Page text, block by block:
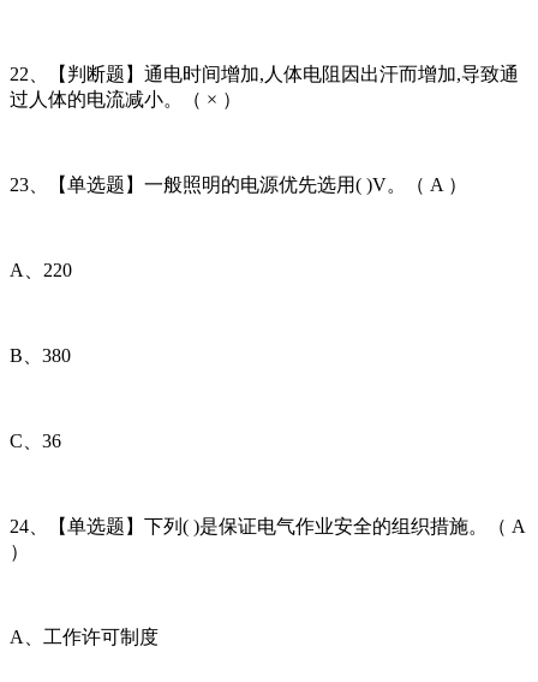
22、【判断题】通电时间增加,人体电阻因出汗而增加,导致通
过人体的电流减小。（ × ）
23、【单选题】一般照明的电源优先选用( )V。（ A ）
A、220
B、380
C、36
24、【单选题】下列( )是保证电气作业安全的组织措施。（ A
）
A、工作许可制度